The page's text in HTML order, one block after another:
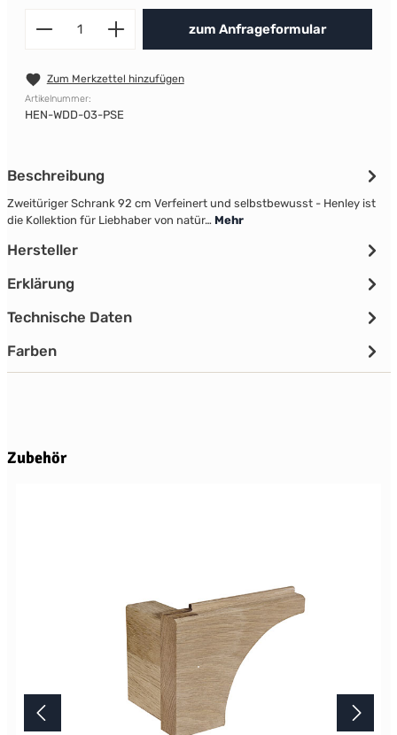
Produkt Anzahl: Gib den
zum Anfrageformular
Zum Merkzettel hinzufügen
Artikelnummer:
HEN-WDD-03-PSE
Beschreibung
Zweitüriger Schrank 92 cm Verfeinert und selbstbewusst - Henley ist
die Kollektion für Liebhaber von natür… Mehr
Hersteller
Erklärung
Technische Daten
Farben
Produktgalerie überspringen
Zubehör